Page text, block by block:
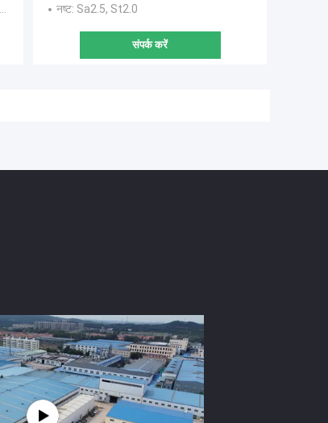
नष्ट: Sa2.5, St2.0
संपर्क करें